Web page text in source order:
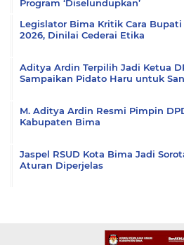
Program ‘Diselundupkan’
Legislator Bima Kritik Cara Bupati
2026, Dinilai Cederai Etika
Aditya Ardin Terpilih Jadi Ketua
Sampaikan Pidato Haru untuk
M. Aditya Ardin Resmi Pimpin
Kabupaten Bima
Jaspel RSUD Kota Bima Jadi
Aturan Diperjelas